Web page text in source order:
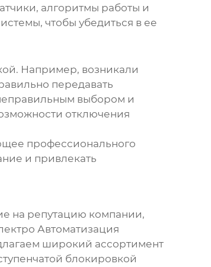
алгоритмы работы и
чтобы убедиться в ее
Например, возникали
передавать
выбором и
отключения
профессионального
и привлекать
на репутацию компании,
Автоматизация
широкий ассортимент
блокировкой